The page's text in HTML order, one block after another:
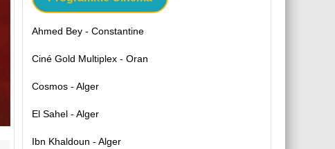
Ahmed Bey - Constantine
Ciné Gold Multiplex - Oran
Cosmos - Alger
El Sahel - Alger
Ibn Khaldoun - Alger